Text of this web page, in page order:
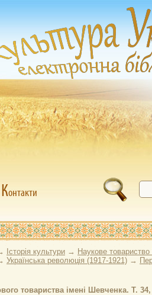
Контакти
Історія культури → Наукове
Українська революція (1917-1921) →
товариства імені Шевченка. Т.